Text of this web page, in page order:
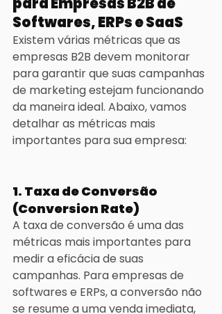
Softwares, ERPs e SaaS
Existem várias métricas que as
empresas B2B devem monitorar
para garantir que suas campanhas
de marketing estejam funcionando
da maneira ideal. Abaixo, vamos
detalhar as métricas mais
importantes para sua empresa:
1. Taxa de Conversão
(Conversion Rate)
A taxa de conversão é uma das
métricas mais importantes para
medir a eficácia de suas
campanhas. Para empresas de
softwares e ERPs, a conversão não
se resume a uma venda imediata,